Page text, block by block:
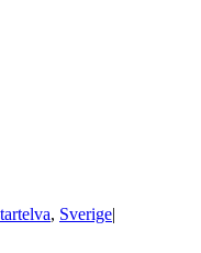
, Sverige|